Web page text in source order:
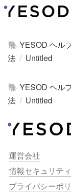
🐘 YESOD ヘル
法 / Untitled
🐘 YESOD ヘル
法 / Untitled
運営会社
情報セキュリテ
プライバシーポ